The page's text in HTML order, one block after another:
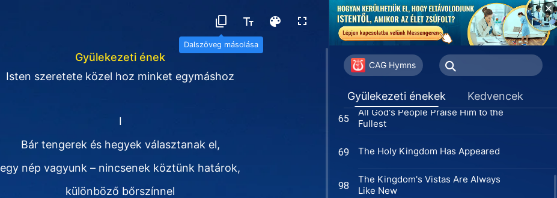
Dalszöveg másolása
Gyülekezeti ének
Isten szeretete közel hoz minket egymáshoz
I
Bár tengerek és hegyek választanak el,
egy nép vagyunk – nincsenek köztünk határok,
különböző bőrszínnel
CAG Hymns
Gyülekezeti énekek Kedvencek
The Son of Man Comes Down to
Earth
65
All God's People Praise Him to the
Fullest
69 The Holy Kingdom Has Appeared
98
The Kingdom's Vistas Are Always
Like New